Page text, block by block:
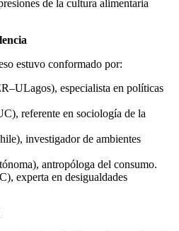
de la cultura alimentaria
estuvo conformado por:
especialista en políticas
referente en sociología de la
investigador de ambientes
antropóloga del consumo.
experta en desigualdades